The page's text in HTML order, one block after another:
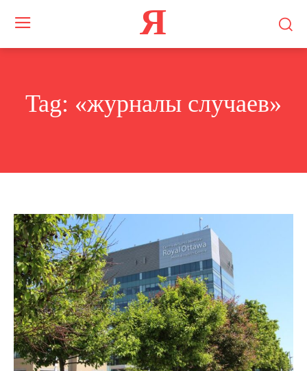
Я
Tag: «журналы случаев»